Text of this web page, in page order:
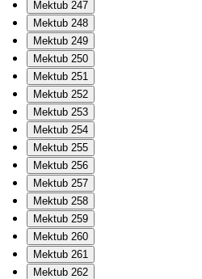
Mektub 247
Mektub 248
Mektub 249
Mektub 250
Mektub 251
Mektub 252
Mektub 253
Mektub 254
Mektub 255
Mektub 256
Mektub 257
Mektub 258
Mektub 259
Mektub 260
Mektub 261
Mektub 262